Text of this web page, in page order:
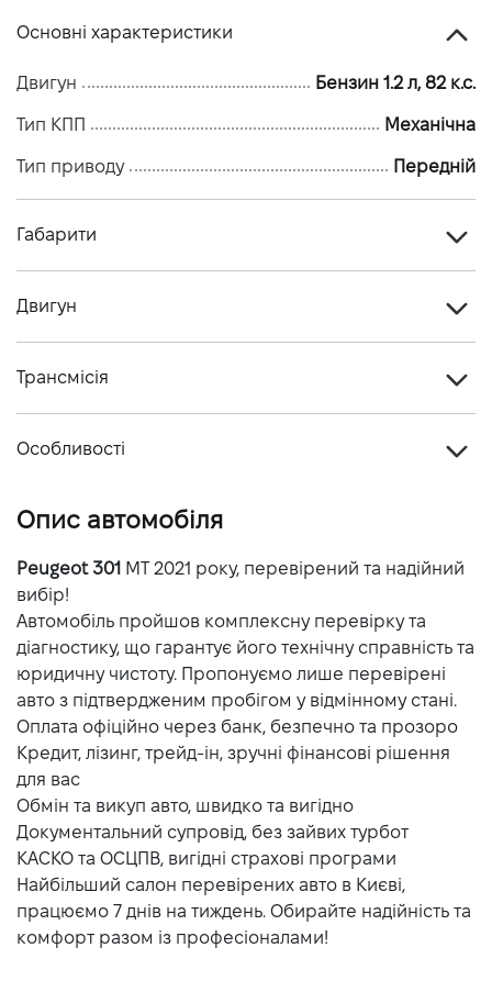
Основні характеристики
Двигун Бензин 1.2 л, 82 к.с.
Тип КПП Механічна
Тип приводу Передній
Габарити
Кiлькiсть мiсць, шт
Двигун
Потужність двигуна (к.с.)
Динаміка розгону 0-100 км/г
Трансмісія
Особливості
Опис автомобіля
Peugeot 301 MT 2021 року, перевірений та надійний
вибір!
Автомобіль пройшов комплексну перевірку та
діагностику, що гарантує його технічну справність та
юридичну чистоту. Пропонуємо лише перевірені
авто з підтвердженим пробігом у відмінному стані.
Оплата офіційно через банк, безпечно та прозоро
Кредит, лізинг, трейд-ін, зручні фінансові рішення
для вас
Обмін та викуп авто, швидко та вигідно
Документальний супровід, без зайвих турбот
КАСКО та ОСЦПВ, вигідні страхові програми
Найбільший салон перевірених авто в Києві,
працюємо 7 днів на тиждень. Обирайте надійність та
комфорт разом із професіоналами!